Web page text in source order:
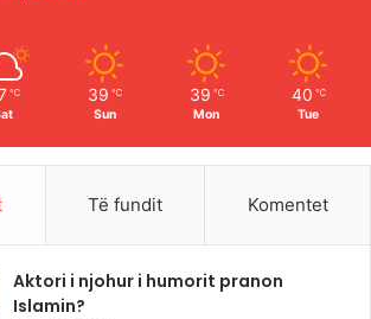
℃ 39 ℃
Sun
39 ℃
Mon
40 ℃
Tue
Të fundit Komentet
Aktori i njohur i humorit pranon
Islamin?